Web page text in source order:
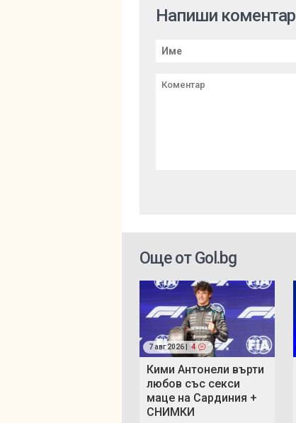
Напиши коментар
Още от Gol.bg
7 авг 2026 | 4
Кими Антонели върти
любов със секси
маце на Сардиния +
СНИМКИ